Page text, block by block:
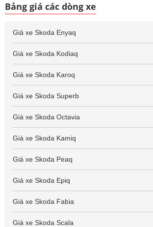
Bảng giá các dòng xe
Giá xe Skoda Enyaq
Giá xe Skoda Kodiaq
Giá xe Skoda Karoq
Giá xe Skoda Superb
Giá xe Skoda Octavia
Giá xe Skoda Kamiq
Giá xe Skoda Peaq
Giá xe Skoda Epiq
Giá xe Skoda Fabia
Giá xe Skoda Scala